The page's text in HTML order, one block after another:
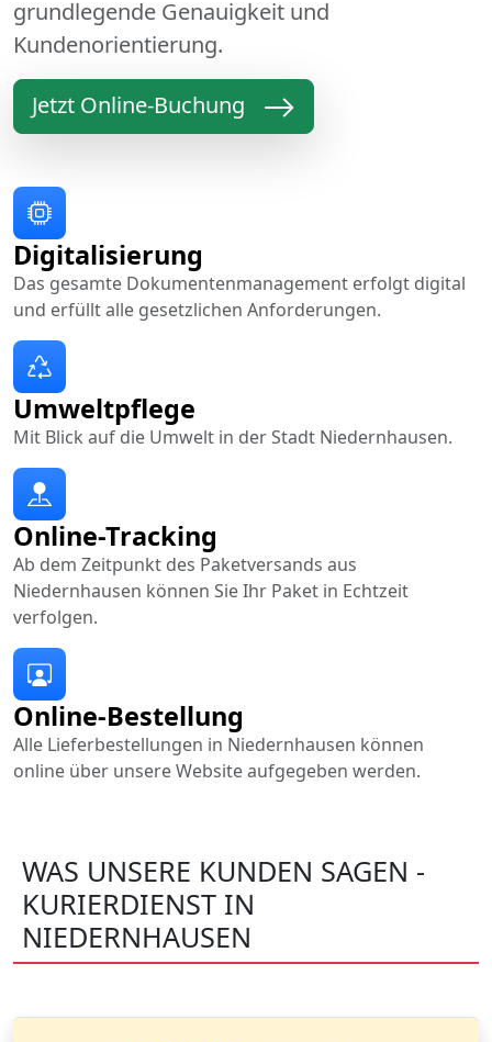
grundlegende Genauigkeit und
Kundenorientierung.
Jetzt Online-Buchung
Online-Bestellung
Alle Lieferbestellungen in Niedernhausen können
online über unsere Website aufgegeben werden.
Online-Tracking
Ab dem Zeitpunkt des Paketversands aus
Niedernhausen können Sie Ihr Paket in Echtzeit
verfolgen.
Digitalisierung
Das gesamte Dokumentenmanagement erfolgt digital
und erfüllt alle gesetzlichen Anforderungen.
Umweltpflege
Mit Blick auf die Umwelt in der Stadt Niedernhausen.
WAS UNSERE KUNDEN SAGEN -
KURIERDIENST IN
NIEDERNHAUSEN